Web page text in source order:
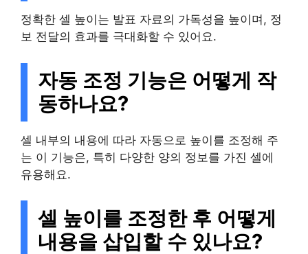
정확한 셀 높이는 발표 자료의 가독성을 높이며, 정
보 전달의 효과를 극대화할 수 있어요.
자동 조정 기능은 어떻게 작
동하나요?
셀 내부의 내용에 따라 자동으로 높이를 조정해 주
는 이 기능은, 특히 다양한 양의 정보를 가진 셀에
유용해요.
셀 높이를 조정한 후 어떻게
내용을 삽입할 수 있나요?